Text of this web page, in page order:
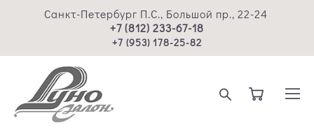
Санкт-Петербург П.С., Большой пр., 22-24
+7 (812) 233-67-18
+7 (953) 178-25-82